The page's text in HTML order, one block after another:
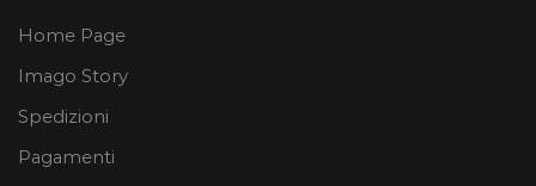
Home Page
Imago Story
Spedizioni
Pagamenti